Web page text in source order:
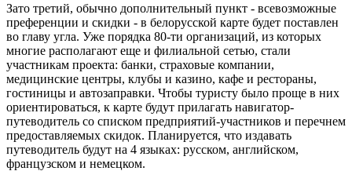
Зато третий, обычно дополнительный пункт - всевозможные
преференции и скидки - в белорусской карте будет поставлен
во главу угла. Уже порядка 80-ти организаций, из которых
многие располагают еще и филиальной сетью, стали
участникам проекта: банки, страховые компании,
медицинские центры, клубы и казино, кафе и рестораны,
гостиницы и автозаправки. Чтобы туристу было проще в них
ориентироваться, к карте будут прилагать навигатор-
путеводитель со списком предприятий-участников и перечнем
предоставляемых скидок. Планируется, что издавать
путеводитель будут на 4 языках: русском, английском,
французском и немецком.